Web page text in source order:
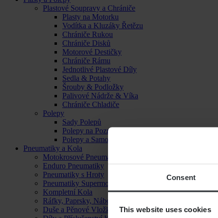
Consent
This website uses cookies
Plastové Soupravy a Chrániče
Plasty na Motorku
Vodítka a Kluzáky Řetězu
Chrániče Rukou
Chrániče Disků
Motorové Destičky
Chrániče Rámu
Jednotlivé Plastové Díly
Sedla & Potahy
Šrouby & Podložky
Palivové Nádrže & Víka
Chrániče Chladiče
Polepy
Sady Polepů
Polepy na Poznávací Značku
Polepy a Samolepky
Pneumatiky a Kola
Motokrosové Pneumatiky
Enduro Pneumatiky
Pneumatiky s Hroty
Pneumatiky Supermoto
Kompletní Kola
Ráfky, Paprsky, Náboje a Ložiska
Duše a Pěnové Vložky